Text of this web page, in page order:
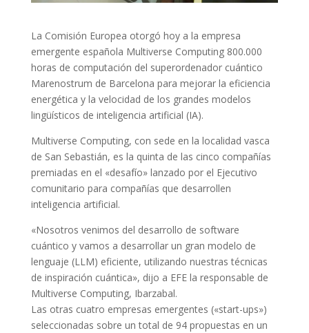
La Comisión Europea otorgó hoy a la empresa
emergente española Multiverse Computing 800.000
horas de computación del superordenador cuántico
Marenostrum de Barcelona para mejorar la eficiencia
energética y la velocidad de los grandes modelos
lingüísticos de inteligencia artificial (IA).
Multiverse Computing, con sede en la localidad vasca
de San Sebastián, es la quinta de las cinco compañías
premiadas en el «desafío» lanzado por el Ejecutivo
comunitario para compañías que desarrollen
inteligencia artificial.
«Nosotros venimos del desarrollo de software
cuántico y vamos a desarrollar un gran modelo de
lenguaje (LLM) eficiente, utilizando nuestras técnicas
de inspiración cuántica», dijo a EFE la responsable de
Multiverse Computing, Ibarzabal.
Las otras cuatro empresas emergentes («start-ups»)
seleccionadas sobre un total de 94 propuestas en un